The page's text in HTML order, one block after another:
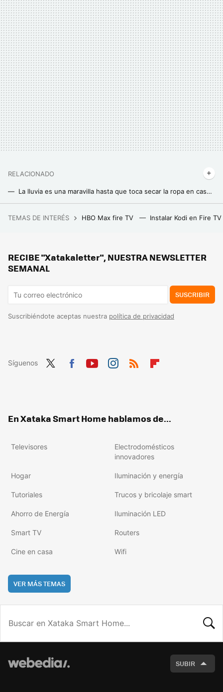
RELACIONADO
La lluvia es una maravilla hasta que toca secar la ropa en casa, pero este tendedero eléctrico de Leroy Merlin es la solución
TEMAS DE INTERÉS HBO Max fire TV Instalar Kodi en Fire TV
RECIBE "Xatakaletter", NUESTRA NEWSLETTER
SEMANAL
SUSCRIBIR
Suscribiéndote aceptas nuestra política de privacidad
Síguenos
En Xataka Smart Home hablamos de...
Televisores
Electrodomésticos
innovadores
Hogar Iluminación y energía
Tutoriales Trucos y bricolaje smart
Ahorro de Energía Iluminación LED
Smart TV Routers
Cine en casa Wifi
VER MÁS TEMAS
SUBIR